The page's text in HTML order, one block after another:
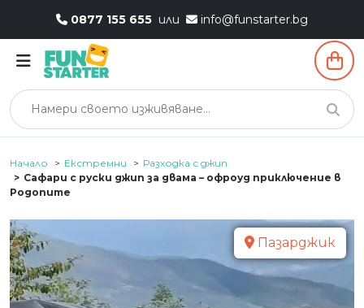
0877 155 655 или info@funstarter.bg
Начало Екстремни
Разходка с джип
Сафари с руски джип за двама – офроуд приключение в
Родопите
Пазарджик